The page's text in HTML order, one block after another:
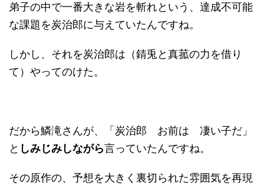
弟子の中で一番大きな岩を斬れという、達成不可能
な課題を炭治郎に与えていたんですね。
しかし、それを炭治郎は（錆兎と真菰の力を借り
て）やってのけた。
だから鱗滝さんが、「炭治郎 お前は 凄い子だ」
と しみじみしながら言っていたんですね。
その原作の、予想を大きく裏切られた雰囲気を再現